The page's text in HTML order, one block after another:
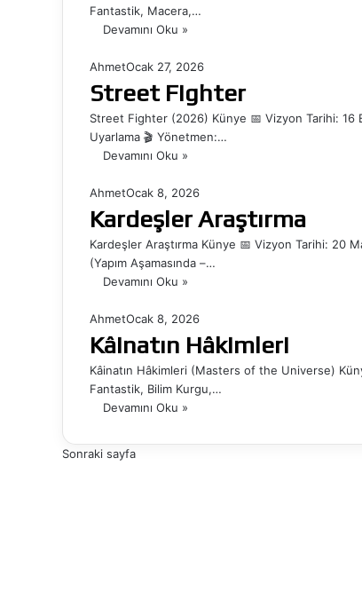
Fantastik, Macera,…
Devamını Oku »
AhmetOcak 27, 2026
Street Fighter
Street Fighter (2026) Künye 📅 Vizyon Tarihi: 16
Uyarlama 🎬 Yönetmen:…
Devamını Oku »
AhmetOcak 8, 2026
Kardeşler Araştırma
Kardeşler Araştırma Künye 📅 Vizyon Tarihi: 20
(Yapım Aşamasında –…
Devamını Oku »
AhmetOcak 8, 2026
Kâinatın Hâkimleri
Kâinatın Hâkimleri (Masters of the Universe)
Fantastik, Bilim Kurgu,…
Devamını Oku »
Sonraki sayfa